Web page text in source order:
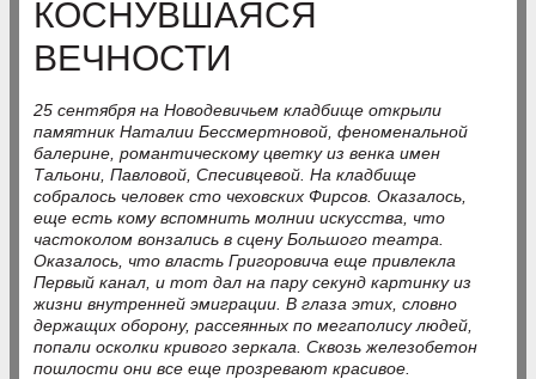
КОСНУВШАЯСЯ
ВЕЧНОСТИ
25 сентября на Новодевичьем кладбище открыли
памятник Наталии Бессмертновой, феноменальной
балерине, романтическому цветку из венка имен
Тальони, Павловой, Спесивцевой. На кладбище
собралось человек сто чеховских Фирсов. Оказалось,
еще есть кому вспомнить молнии искусства, что
частоколом вонзались в сцену Большого театра.
Оказалось, что власть Григоровича еще привлекла
Первый канал, и тот дал на пару секунд картинку из
жизни внутренней эмиграции. В глаза этих, словно
держащих оборону, рассеянных по мегаполису людей,
попали осколки кривого зеркала. Сквозь железобетон
пошлости они все еще прозревают красивое.